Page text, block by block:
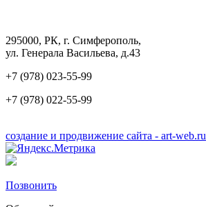
295000, РК, г. Симферополь,
ул. Генерала Васильева, д.43
+7 (978) 023-55-99
+7 (978) 022-55-99
создание и продвижение сайта - art-web.ru
Позвонить